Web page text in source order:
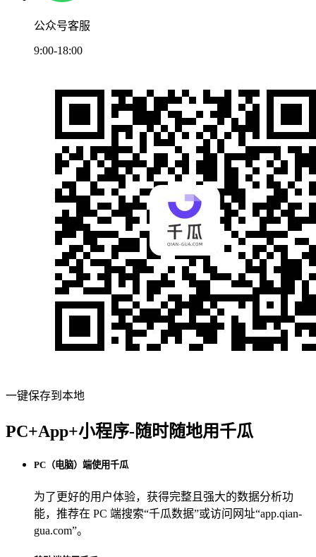
公众号客服
9:00-18:00
一键保存到本地
PC+App+小程序-随时随地用千瓜
PC（电脑）端使用千瓜
为了更好的用户体验，获得完整且强大的数据分析功
能，推荐在 PC 端搜索“千瓜数据”或访问网址“app.qian-
gua.com”。